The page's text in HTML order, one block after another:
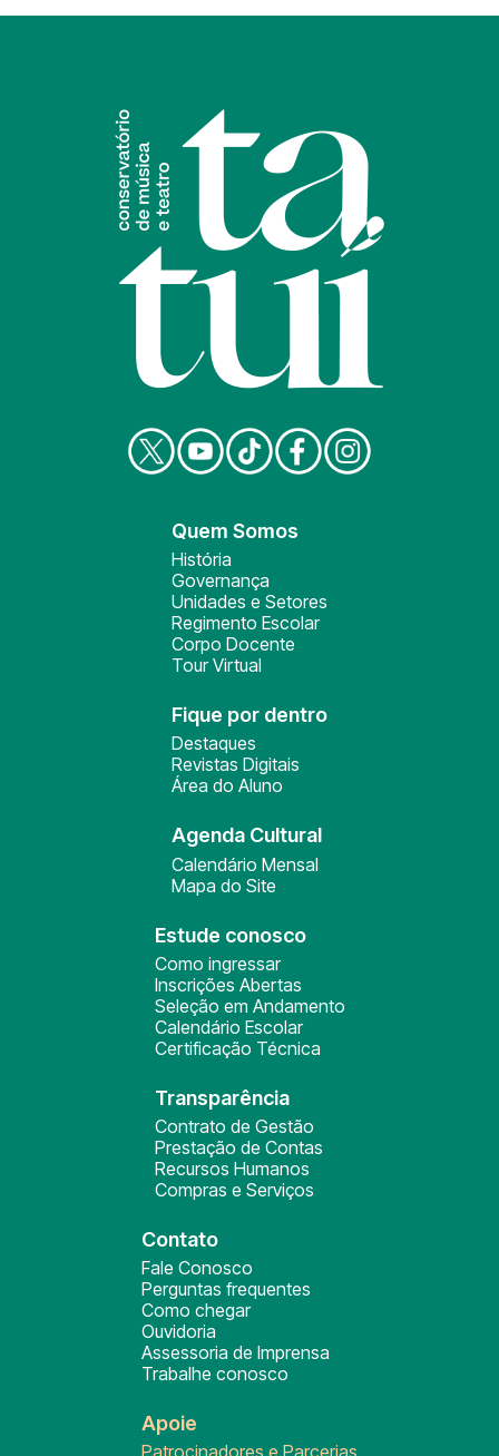
Quem Somos
História
Governança
Unidades e Setores
Regimento Escolar
Corpo Docente
Tour Virtual
Fique por dentro
Destaques
Revistas Digitais
Área do Aluno
Agenda Cultural
Calendário Mensal
Mapa do Site
Estude conosco
Como ingressar
Inscrições Abertas
Seleção em Andamento
Calendário Escolar
Certificação Técnica
Transparência
Contrato de Gestão
Prestação de Contas
Recursos Humanos
Compras e Serviços
Contato
Fale Conosco
Perguntas frequentes
Como chegar
Ouvidoria
Assessoria de Imprensa
Trabalhe conosco
Apoie
Patrocinadores e Parcerias